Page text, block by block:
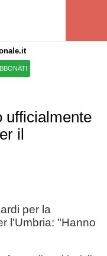
ufficialmente
il
per la
l'Umbria: "Hanno